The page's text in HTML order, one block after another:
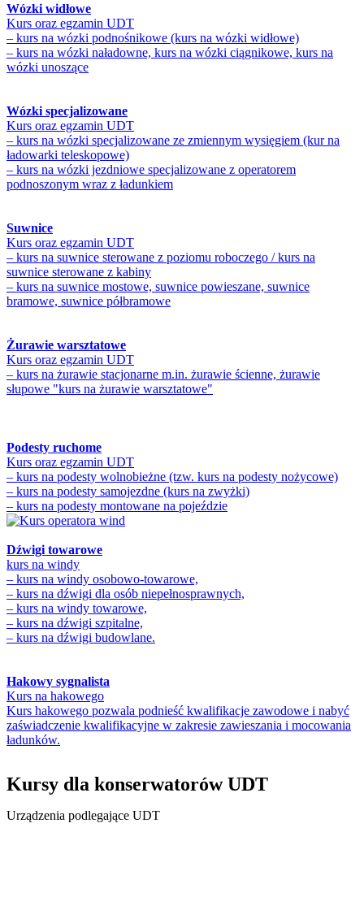
Wózki widłowe
Kurs oraz egzamin UDT
– kurs na wózki podnośnikowe (kurs na wózki widłowe)
– kurs na wózki naładowne, kurs na wózki ciągnikowe, kurs na
wózki unoszące
Wózki specjalizowane
Kurs oraz egzamin UDT
– kurs na wózki specjalizowane ze zmiennym wysięgiem (kur na
ładowarki teleskopowe)
– kurs na wózki jezdniowe specjalizowane z operatorem
podnoszonym wraz z ładunkiem
Suwnice
Kurs oraz egzamin UDT
– kurs na suwnice sterowane z poziomu roboczego / kurs na
suwnice sterowane z kabiny
– kurs na suwnice mostowe, suwnice powieszane, suwnice
bramowe, suwnice półbramowe
Żurawie warsztatowe
Kurs oraz egzamin UDT
– kurs na żurawie stacjonarne m.in. żurawie ścienne, żurawie
słupowe "kurs na żurawie warsztatowe"
Podesty ruchome
Kurs oraz egzamin UDT
– kurs na podesty wolnobieżne (tzw. kurs na podesty nożycowe)
– kurs na podesty samojezdne (kurs na zwyżki)
– kurs na podesty montowane na pojeździe
Dźwigi towarowe
kurs na windy
– kurs na windy osobowo-towarowe,
– kurs na dźwigi dla osób niepełnosprawnych,
– kurs na windy towarowe,
– kurs na dźwigi szpitalne,
– kurs na dźwigi budowlane.
Hakowy sygnalista
Kurs na hakowego
Kurs hakowego pozwala podnieść kwalifikacje zawodowe i nabyć
zaświadczenie kwalifikacyjne w zakresie zawieszania i mocowania
ładunków.
Kursy dla konserwatorów UDT
Urządzenia podlegające UDT